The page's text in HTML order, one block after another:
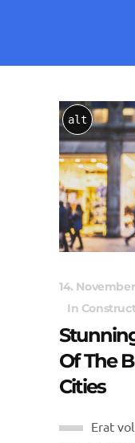
alt
14.
In
Of The
Cities
Erat